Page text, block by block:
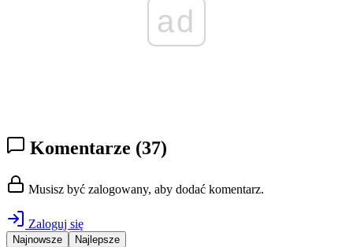
ad
Komentarze (37)
Musisz być zalogowany, aby dodać komentarz.
Zaloguj się
Najnowsze Najlepsze